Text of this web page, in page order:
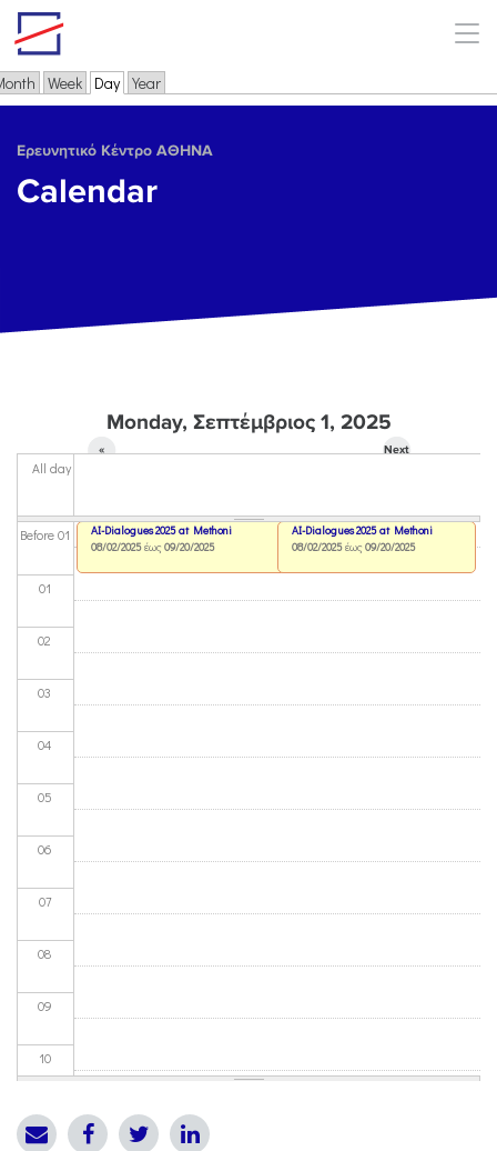
Skip to main content
Primary tabs
Week Day(active tab)
Year
Ερευνητικό Κέντρο ΑΘΗΝΑ
Calendar
Monday, Σεπτέμβριος 1, 2025
«
Next
All day
Before 01
01
02
03
04
05
06
07
08
09
10
AI-Dialogues 2025 at Methoni
08/02/2025έως 09/20/2025
AI-Dialogues 2025 at Methoni
08/02/2025έως 09/20/2025